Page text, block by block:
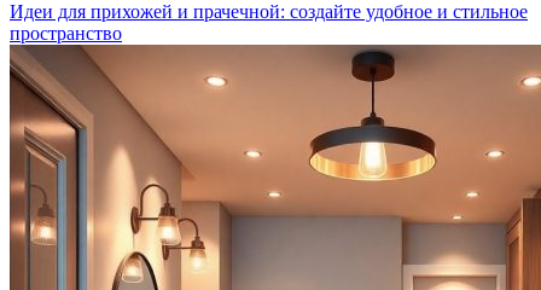
Идеи для прихожей и прачечной: создайте удобное и стильное
пространство